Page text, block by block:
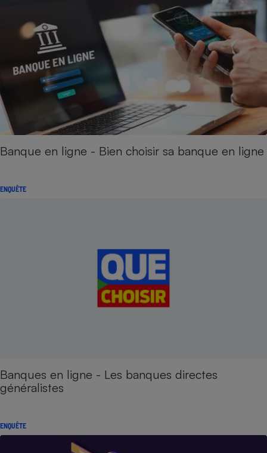
Banque en ligne - Bien choisir sa banque en ligne
ENQUÊTE
Banques en ligne - Les banques directes
généralistes
ENQUÊTE